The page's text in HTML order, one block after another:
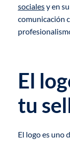
socialesy en
comunicación
El
tu
El logo es uno